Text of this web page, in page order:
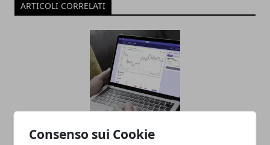
Consenso sui Cookie
ARTICOLI CORRELATI
Non tutti i trader sono uguali: perché